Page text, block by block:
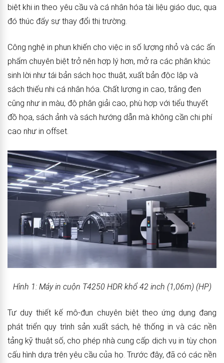
biệt khi in theo yêu cầu và cá nhân hóa tài liệu giáo dục, qua
đó thúc đẩy sự thay đổi thị trường.
Công nghệ in phun khiến cho việc in số lượng nhỏ và các ấn
phẩm chuyên biệt trở nên hợp lý hơn, mở ra các phân khúc
sinh lời như tái bản sách học thuật, xuất bản độc lập và
sách thiếu nhi cá nhân hóa. Chất lượng in cao, trắng đen
cũng như in màu, độ phân giải cao, phù hợp với tiểu thuyết
đồ họa, sách ảnh và sách hướng dẫn mà không cần chi phí
cao như in offset.
Hình 1: Máy in cuộn T4250 HDR khổ 42 inch (1,06m) (HP)
Tư duy thiết kế mô-đun chuyên biệt theo ứng dụng đang
phát triển quy trình sản xuất sách, hệ thống in và các nền
tảng kỹ thuật số, cho phép nhà cung cấp dịch vụ in tùy chọn
cấu hình dựa trên yêu cầu của họ. Trước đây, đã có các nền